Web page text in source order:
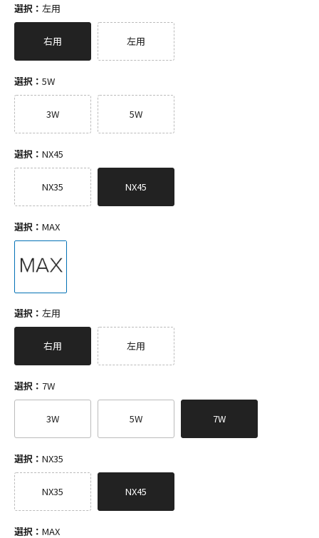
選択： 左用
右用 左用
選択： 5W
3W 5W
選択： NX45
NX35 NX45
選択： MAX
選択： 左用
右用 左用
選択： 7W
3W 5W 7W
選択： NX35
NX35 NX45
選択： MAX